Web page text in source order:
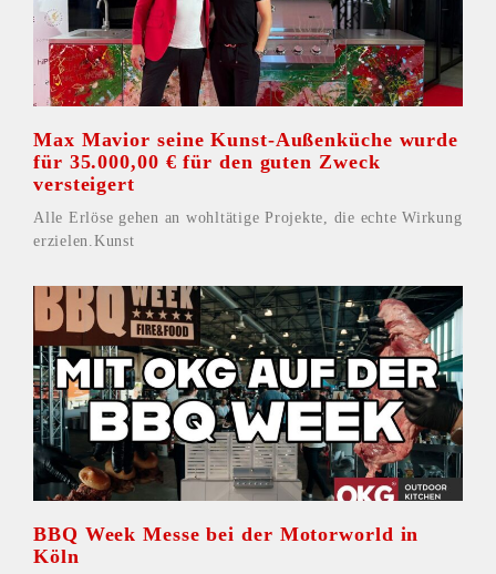
Max Mavior seine Kunst-Außenküche wurde
für 35.000,00 € für den guten Zweck
versteigert
Alle Erlöse gehen an wohltätige Projekte, die echte Wirkung
erzielen.Kunst
BBQ Week Messe bei der Motorworld in
Köln